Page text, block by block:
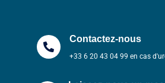
Contactez-nous
+33 6 20 43 04 99 en cas